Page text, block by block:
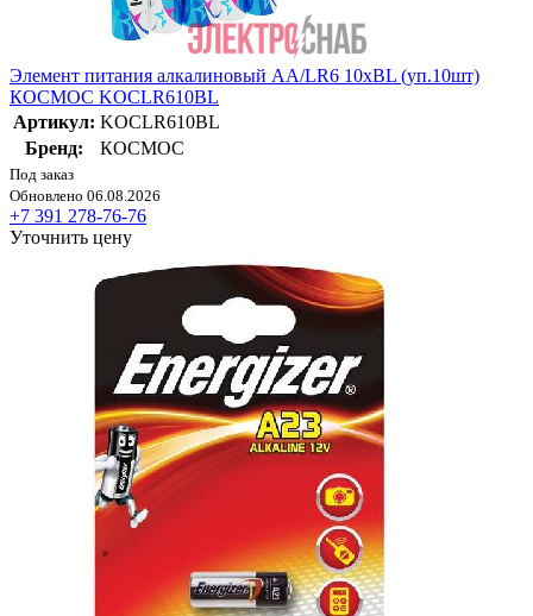
Элемент питания алкалиновый AA/LR6 10хBL (уп.10шт)
КОСМОС KOCLR610BL
Артикул: KOCLR610BL
Бренд:
КОСМОС
Под заказ
Обновлено 06.08.2026
+7 391 278-76-76
Уточнить цену